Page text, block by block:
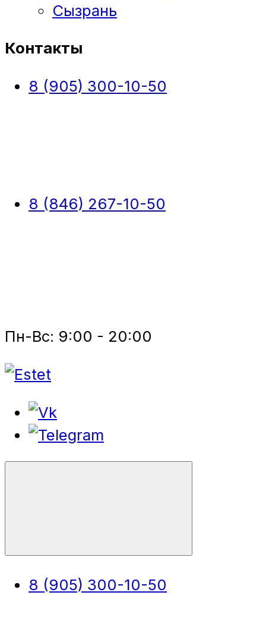
Сызрань
Контакты
8 (905) 300-10-50
8 (846) 267-10-50
Пн-Вс: 9:00 - 20:00
8 (905) 300-10-50